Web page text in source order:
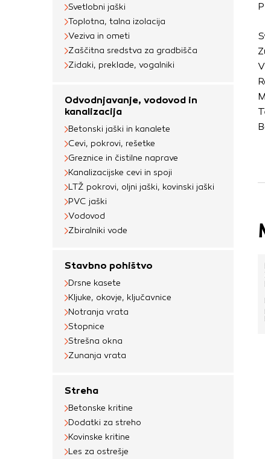
Svetlobni jaški
Toplotna, talna izolacija
Veziva in ometi
Zaščitna sredstva za gradbišča
Zidaki, preklade, vogalniki
Odvodnjavanje, vodovod in
kanalizacija
Betonski jaški in kanalete
Cevi, pokrovi, rešetke
Greznice in čistilne naprave
Kanalizacijske cevi in spoji
LTŽ pokrovi, oljni jaški, kovinski jaški
PVC jaški
Vodovod
Zbiralniki vode
Stavbno pohištvo
Drsne kasete
Kljuke, okovje, ključavnice
Notranja vrata
Stopnice
Strešna okna
Zunanja vrata
Streha
Betonske kritine
Dodatki za streho
Kovinske kritine
Les za ostrešje
obiskali naše
Piškotki za ciljno
Te piškotke
uporabljajo za
na drugih spletnih
naprave. Če